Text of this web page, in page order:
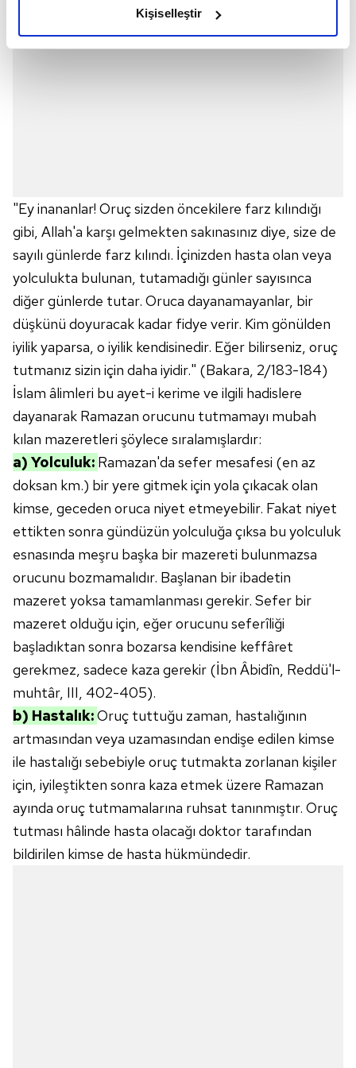
elimizden gelen çabayı gösterdiğimizi ve bu noktada,
kullanılmaktadır. Bu çerezler vasıtasıyla çeşitli kişisel
verileriniz işlenmekte olup gerekli olan çerezler bilgi
toplumu hizmetlerinin sunulması amacıyla
kullanılmaktadır. Diğer çerezler, sitemizin daha işlevsel
kılınması ve kişiselleştirilmesi ve sizlere yönelik
reklam/pazarlama faaliyetlerinin yapılması, amaçlarıyla
sınırlı olarak açık rızanız dahilinde kullanılacaktır.
Çerezlere ilişkin tercihlerinizi aşağıda yer alan panel
vasıtasıyla belirleyebilirsiniz. Çerezlere ilişkin detaylı bilgi
için Ayarlar butonuna tıklayabilir,
Çerez Bilgilendirme
Metnimiziziyaret edebilirsiniz.
6698 sayılı Kişisel Verilerin Korunması Kanunu uyarınca
hazırlanmış Aydınlatma Metnimizi okumak ve sitemizde
ilgili mevzuata uygun olarak kullanılan çerezlerle ilgili bilgi
almak için lütfen
.
Kişiselleştir
"Ey inananlar! Oruç sizden öncekilere farz kılındığı
gibi, Allah'a karşı gelmekten sakınasınız diye, size de
sayılı günlerde farz kılındı. İçinizden hasta olan veya
yolculukta bulunan, tutamadığı günler sayısınca
diğer günlerde tutar. Oruca dayanamayanlar, bir
düşkünü doyuracak kadar fidye verir. Kim gönülden
iyilik yaparsa, o iyilik kendisinedir. Eğer bilirseniz, oruç
tutmanız sizin için daha iyidir." (Bakara, 2/183-184)
İslam âlimleri bu ayet-i kerime ve ilgili hadislere
dayanarak Ramazan orucunu tutmamayı mubah
kılan mazeretleri şöylece sıralamışlardır:
a) Yolculuk: Ramazan'da sefer mesafesi (en az
doksan km.) bir yere gitmek için yola çıkacak olan
kimse, geceden oruca niyet etmeyebilir. Fakat niyet
ettikten sonra gündüzün yolculuğa çıksa bu yolculuk
esnasında meşru başka bir mazereti bulunmazsa
orucunu bozmamalıdır. Başlanan bir ibadetin
mazeret yoksa tamamlanması gerekir. Sefer bir
mazeret olduğu için, eğer orucunu seferîliği
başladıktan sonra bozarsa kendisine keffâret
gerekmez, sadece kaza gerekir (İbn Âbidîn, Reddü'l-
muhtâr, III, 402-405).
b) Hastalık:Oruç tuttuğu zaman, hastalığının
artmasından veya uzamasından endişe edilen kimse
ile hastalığı sebebiyle oruç tutmakta zorlanan kişiler
için, iyileştikten sonra kaza etmek üzere Ramazan
ayında oruç tutmamalarına ruhsat tanınmıştır. Oruç
tutması hâlinde hasta olacağı doktor tarafından
bildirilen kimse de hasta hükmündedir.